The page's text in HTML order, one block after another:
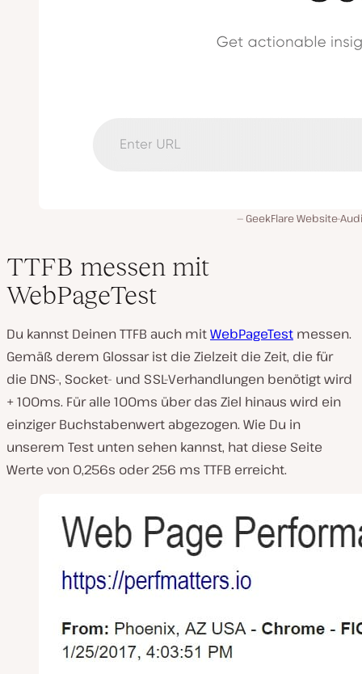
GeekFlare Website-
TTFB messen mit
WebPageTest
Du kannst Deinen TTFB auch mitWebPageTest messen.
Gemäß derem Glossar ist die Zielzeit die Zeit, die für
die DNS-, Socket- und SSL-Verhandlungen benötigt wird
+ 100ms. Für alle 100ms über das Ziel hinaus wird ein
einziger Buchstabenwert abgezogen. Wie Du in
unserem Test unten sehen kannst, hat diese Seite
Werte von 0,256s oder 256 ms TTFB erreicht.